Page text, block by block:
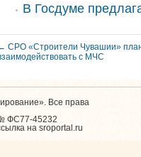
В Госдуме
СРО «Строители Чувашии»
с МЧС
Все права
ФС77-45232
на sroportal.ru